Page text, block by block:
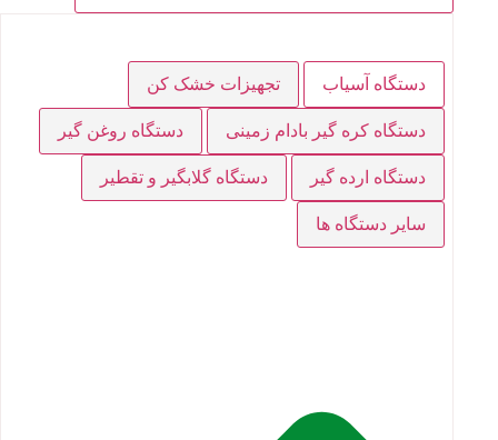
دستگاه آسیاب تجهیزات خشک کن
دستگاه کره گیر بادام زمینی دستگاه روغن گیر
دستگاه ارده گیر دستگاه گلابگیر و تقطیر
سایر دستگاه ها